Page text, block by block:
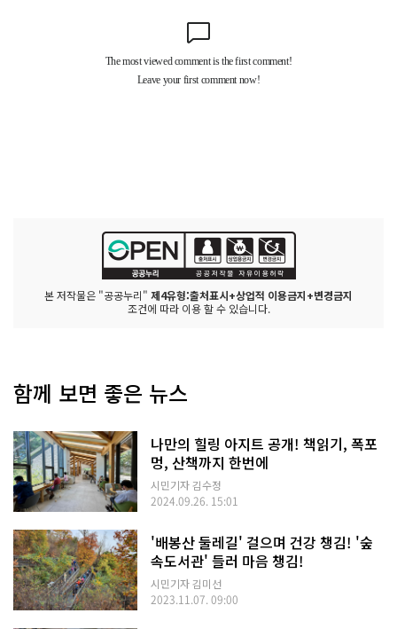
본 저작물은 "공공누리" 제4유형:출처표시+상업적 이용금지+변경금지
조건에 따라 이용 할 수 있습니다.
함께 보면 좋은 뉴스
나만의 힐링 아지트 공개! 책읽기, 폭포
멍, 산책까지 한번에
시민기자 김수정
2024.09.26. 15:01
'배봉산 둘레길' 걸으며 건강 챙김! '숲
속도서관' 들러 마음 챙김!
시민기자 김미선
2023.11.07. 09:00